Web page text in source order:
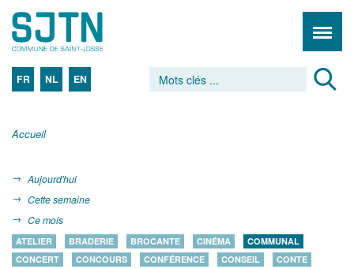
FR NL EN
Accueil
Aujourd'hui
Cette semaine
Ce mois
ATELIER BRADERIE BROCANTE CINÉMA
COMMUNAL
CONCERT
CONCOURS CONFÉRENCE CONSEIL
CONTE